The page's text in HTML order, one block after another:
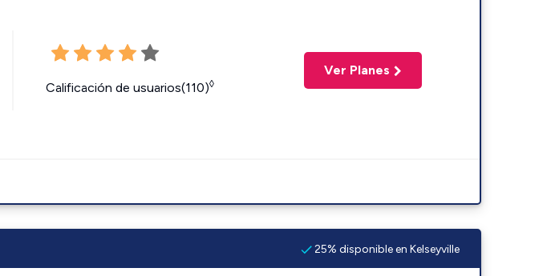
Calificación de usuarios(110)◊
Ver Planes
25% disponible en Kelseyville